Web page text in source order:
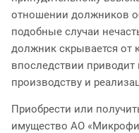
отношении должников
подобные случаи
должник скрывается от
впоследствии
производству и
Приобрести или
имущество АО